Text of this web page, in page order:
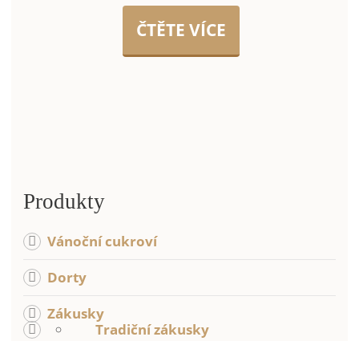
ČTĚTE VÍCE
Produkty
Vánoční cukroví
Dorty
Zákusky
Tradiční zákusky